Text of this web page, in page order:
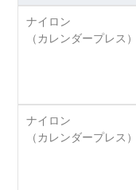
ナイロン
（カレンダープレス）
ナイロン
（カレンダープレス）